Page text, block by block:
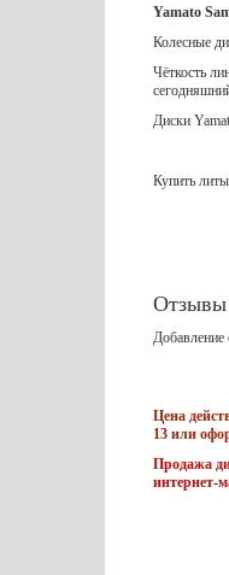
Yamato
Колесные
Чёткость
Диски
Купить
Отзывы
Добавление
Цена
13 или
Продажа
интернет-